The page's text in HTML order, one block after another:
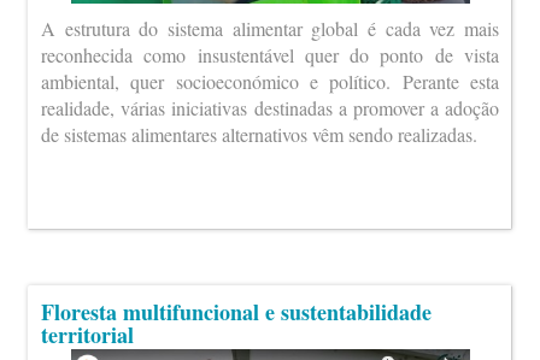
A estrutura do sistema alimentar global é cada vez mais
reconhecida como insustentável quer do ponto de vista
ambiental, quer socioeconómico e político. Perante esta
realidade, várias iniciativas destinadas a promover a adoção
de sistemas alimentares alternativos vêm sendo realizadas.
Floresta multifuncional e sustentabilidade
territorial